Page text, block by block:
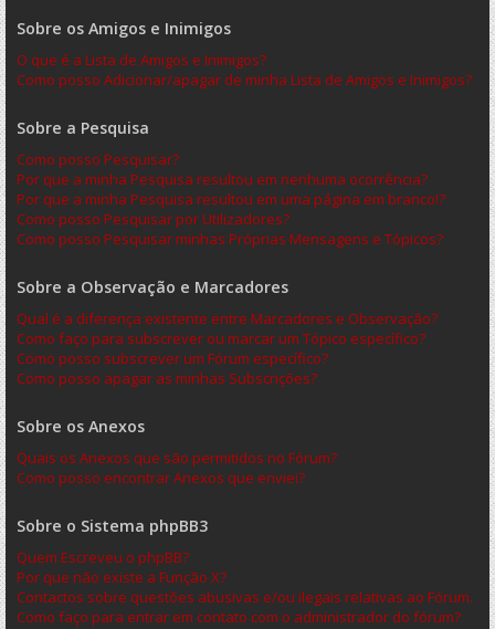
Sobre os Amigos e Inimigos
O que é a Lista de Amigos e Inimigos?
Como posso Adicionar/apagar de minha Lista de Amigos e Inimigos?
Sobre a Pesquisa
Como posso Pesquisar?
Por que a minha Pesquisa resultou em nenhuma ocorrência?
Por que a minha Pesquisa resultou em uma página em branco!?
Como posso Pesquisar por Utilizadores?
Como posso Pesquisar minhas Próprias Mensagens e Tópicos?
Sobre a Observação e Marcadores
Qual é a diferença existente entre Marcadores e Observação?
Como faço para subscrever ou marcar um Tópico específico?
Como posso subscrever um Fórum específico?
Como posso apagar as minhas Subscrições?
Sobre os Anexos
Quais os Anexos que são permitidos no Fórum?
Como posso encontrar Anexos que enviei?
Sobre o Sistema phpBB3
Quem Escreveu o phpBB?
Por que não existe a Função X?
Contactos sobre questões abusivas e/ou ilegais relativas ao Fórum.
Como faço para entrar em contato com o administrador do fórum?